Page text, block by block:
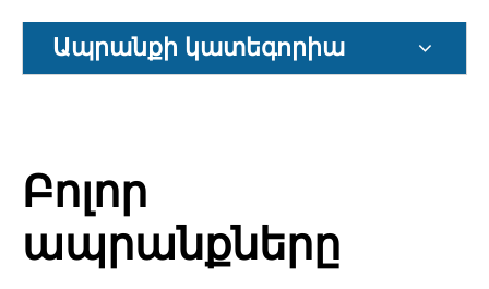
Ապրանքի կատեգորիա
Բոլոր
ապրանքները